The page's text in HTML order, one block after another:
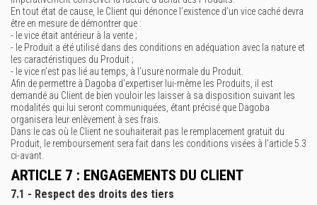
En tout état de cause, le Client qui dénonce l’existence d’un vice caché devra
être en mesure de démontrer que :
- le vice était antérieur à la vente ;
- le Produit a été utilisé dans des conditions en adéquation avec la nature et
les caractéristiques du Produit ;
- le vice n’est pas lié au temps, à l’usure normale du Produit.
Afin de permettre à Dagoba d'expertiser lui-même les Produits, il est
demandé au Client de bien vouloir les laisser à sa disposition suivant les
modalités qui lui seront communiquées, étant précisé que Dagoba
organisera leur enlèvement à ses frais.
Dans le cas où le Client ne souhaiterait pas le remplacement gratuit du
Produit, le remboursement sera fait dans les conditions visées à l’article 5.3
ci-avant.
ARTICLE 7 : ENGAGEMENTS DU CLIENT
7.1 - Respect des droits des tiers